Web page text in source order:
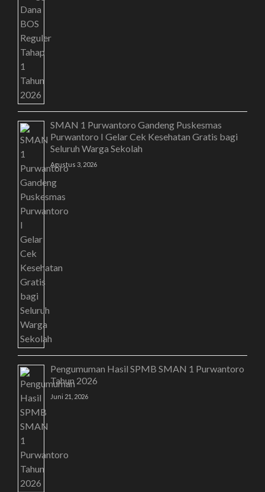
SMAN 1 Purwantoro Gandeng Puskesmas
Purwantoro I Gelar Cek Kesehatan Gratis bagi
Seluruh Warga Sekolah
Agustus 3, 2026
Pengumuman Hasil SPMB SMAN 1 Purwantoro
Tahun 2026
Juni 21, 2026